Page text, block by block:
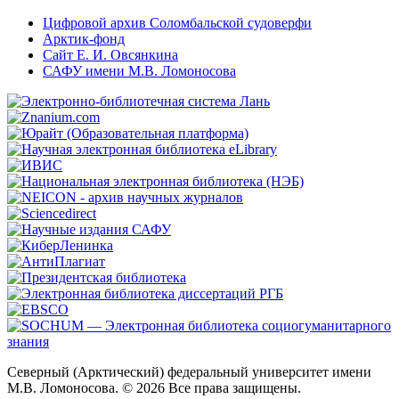
Цифровой архив Соломбальской судоверфи
Арктик-фонд
Сайт Е. И. Овсянкина
САФУ имени М.В. Ломоносова
Северный (Арктический) федеральный университет имени
М.В. Ломоносова. © 2026 Все права защищены.